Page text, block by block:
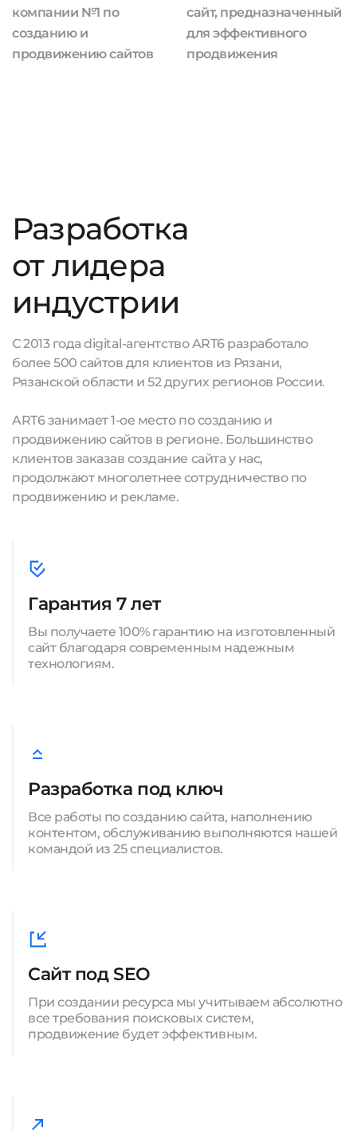
компании №1 по
созданию и
продвижению сайтов
сайт, предназначенный
для эффективного
продвижения
Разработка
от лидера
индустрии
С 2013 года digital-агентство ART6 разработало
более 500 сайтов для клиентов из Рязани,
Рязанской области и 52 других регионов России.
ART6 занимает 1-ое место по созданию и
продвижению сайтов в регионе. Большинство
клиентов заказав создание сайта у нас,
продолжают многолетнее сотрудничество по
продвижению и рекламе.
Гарантия 7 лет
Вы получаете 100% гарантию на изготовленный
сайт благодаря современным надежным
технологиям.
Разработка под ключ
Все работы по созданию сайта, наполнению
контентом, обслуживанию выполняются нашей
командой из 25 специалистов.
Сайт под SEO
При создании ресурса мы учитываем абсолютно
все требования поисковых систем,
продвижение будет эффективным.